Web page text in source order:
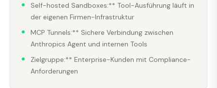
Self-hosted Sandboxes:** Tool-Ausführung läuft in
der eigenen Firmen-Infrastruktur
MCP Tunnels:** Sichere Verbindung zwischen
Anthropics Agent und internen Tools
Zielgruppe:** Enterprise-Kunden mit Compliance-
Anforderungen